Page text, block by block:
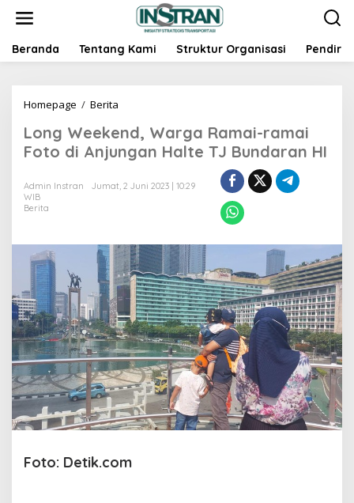
t
Beranda Tentang Kami Struktur Organisasi Pendiri
Homepage / Berita
n
g
W
e
d
W
a
r
g
a
R
a
m
a
i
-
r
m
Long Weekend, Warga Ramai-ramai
Foto di Anjungan Halte TJ Bundaran HI
Admin Instran
Jumat, 2 Juni 2023 | 10:29
WIB
Berita
Foto: Detik.com